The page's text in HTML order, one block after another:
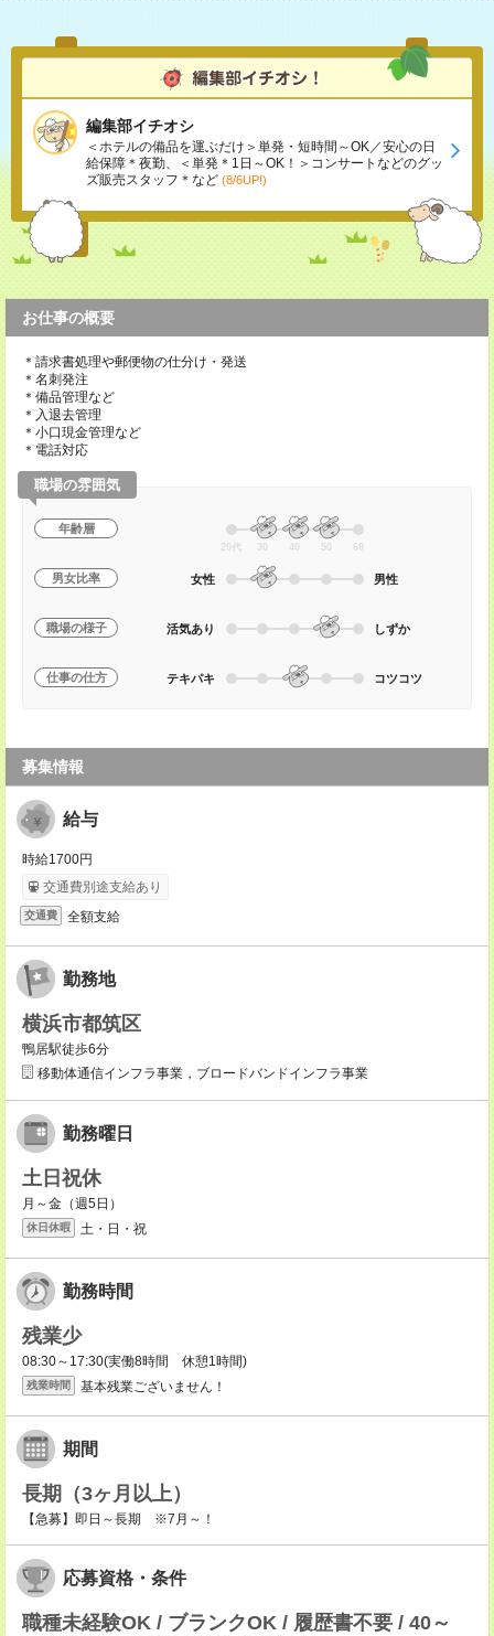
編集部イチオシ
＜ホテルの備品を運ぶだけ＞単発・短時間～OK／安心の日
給保障＊夜勤、＜単発＊1日～OK！＞コンサートなどのグッ
ズ販売スタッフ＊など (8/6UP!)
お仕事の概要
＊請求書処理や郵便物の仕分け・発送
＊名刺発注
＊備品管理など
＊入退去管理
＊小口現金管理など
＊電話対応
職場の雰囲気
年齢層
20代 30 40 50 60
男女比率 女性 男性
職場の様子 活気あり しずか
仕事の仕方 テキパキ コツコツ
募集情報
給与
時給1700円
交通費別途支給あり
交通費 全額支給
勤務地
横浜市都筑区
鴨居駅徒歩6分
移動体通信インフラ事業，ブロードバンドインフラ事業
勤務曜日
土日祝休
月～金（週5日）
休日休暇 土・日・祝
勤務時間
残業少
08:30～17:30(実働8時間 休憩1時間)
残業時間 基本残業ございません！
期間
長期（3ヶ月以上）
【急募】即日～長期 ※7月～！
応募資格・条件
職種未経験OK / ブランクOK / 履歴書不要 / 40～